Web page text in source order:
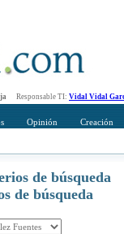
Responsable TI: Vidal Vidal
Opinión Creación
de búsqueda
de búsqueda